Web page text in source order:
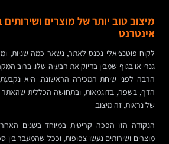
מיצוב טוב יותר של מוצרים
אינטרנט
לקוח פוטנציאלי נכנס לאתר, נשאר כמה שניות,
גנרי או בגוף שמבין בדיוק את הבעיה שלו. ברוב
הרבה לפני שיחת המכירה הראשונה. היא
הדף, בשפה, בדוגמאות, ובתחושה הכללית שהאתר
של נראות. זה מיצוב.
הנקודה הזו הפכה קריטית במיוחד בשנים
מוצרים ושירותים נעשו צפופות, וככל שהמעבר